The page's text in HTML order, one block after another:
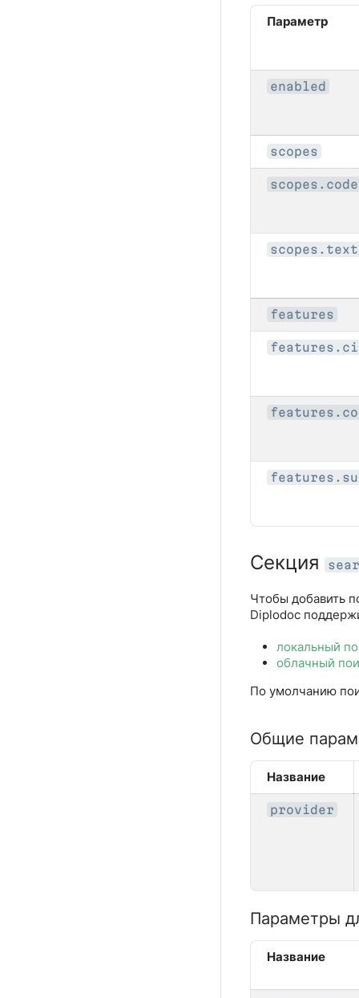
Параметр
enabled
scopes
scopes.code
scopes.text
features
Секция
Чтобы добавить
Diplodoc
локальный
облачный
По умолчанию
Общие
Название
provider
Параметры
Название